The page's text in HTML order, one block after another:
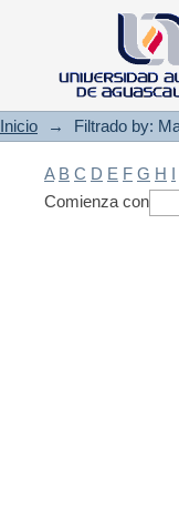
Filtrado
Inicio → Filtrado by:
A B C D E F G H I
Comienza con